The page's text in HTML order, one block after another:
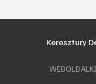
Keresztury